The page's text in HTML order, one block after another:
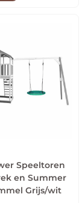
Speeltoren
en Summer
Grijs/wit